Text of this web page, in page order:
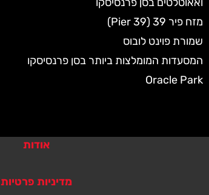
מזח פיר 39 (Pier 39)
שמורת פוינט לובוס
המסעדות המומלצות ביותר בסן פרנסיסקו
Oracle Park
אודות
מדיניות פרטיות